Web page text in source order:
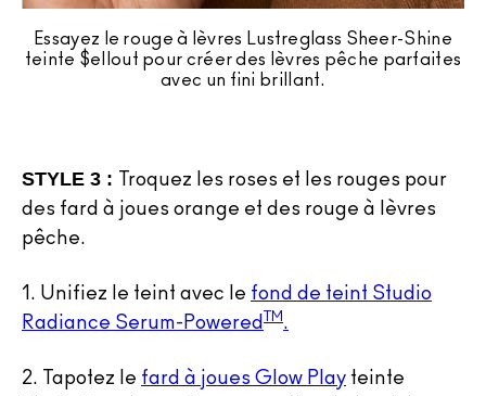
Essayez le rouge à lèvres Lustreglass Sheer-Shine
teinte $ellout pour créer des lèvres pêche parfaites
avec un fini brillant.
STYLE 3 :
Troquez les roses et les rouges pour
des fard à joues orange et des rouge à lèvres
pêche.
1. Unifiez le teint avec le fond de teint Studio
Radiance Serum-Powered
TM .
2. Tapotez le fard à joues Glow Play teinte